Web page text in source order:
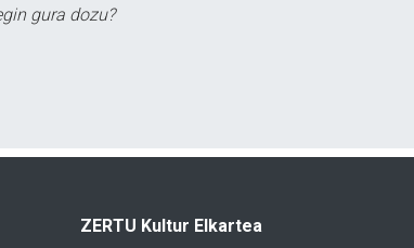
gura dozu?
ZERTU Kultur Elkartea